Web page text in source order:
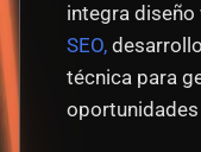
integra
SEO,
técnica para
oportunidades